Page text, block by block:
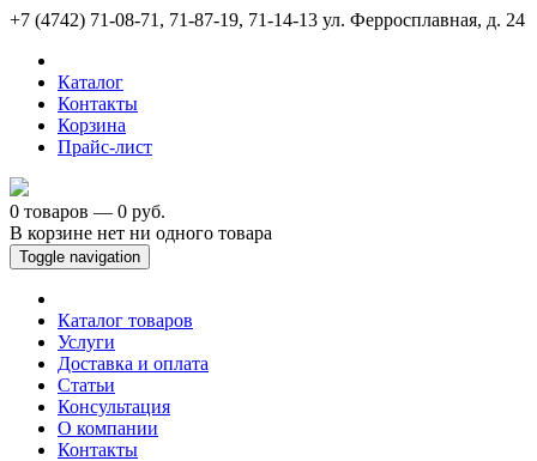
+7 (4742) 71-08-71, 71-87-19, 71-14-13 ул. Ферросплавная, д. 24
Каталог
Контакты
Корзина
Прайс-лист
0 товаров — 0 руб.
В корзине нет ни одного товара
Toggle navigation
Каталог товаров
Услуги
Доставка и оплата
Статьи
Консультация
О компании
Контакты